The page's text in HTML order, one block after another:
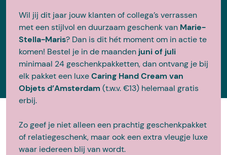
Wil jij dit jaar jouw klanten of collega’s verrassen
met een stijlvol en duurzaam geschenk van Marie-
Stella-Maris? Dan is dit hét moment om in actie te
komen! Bestel je in de maanden juni of juli
minimaal 24 geschenkpakketten, dan ontvang je bij
elk pakket een luxeCaring Hand Cream van
Objets d’Amsterdam (t.w.v. €13) helemaal gratis
erbij.
Zo geef je niet alleen een prachtig geschenkpakket
of relatiegeschenk, maar ook een extra vleugje luxe
waar iedereen blij van wordt.